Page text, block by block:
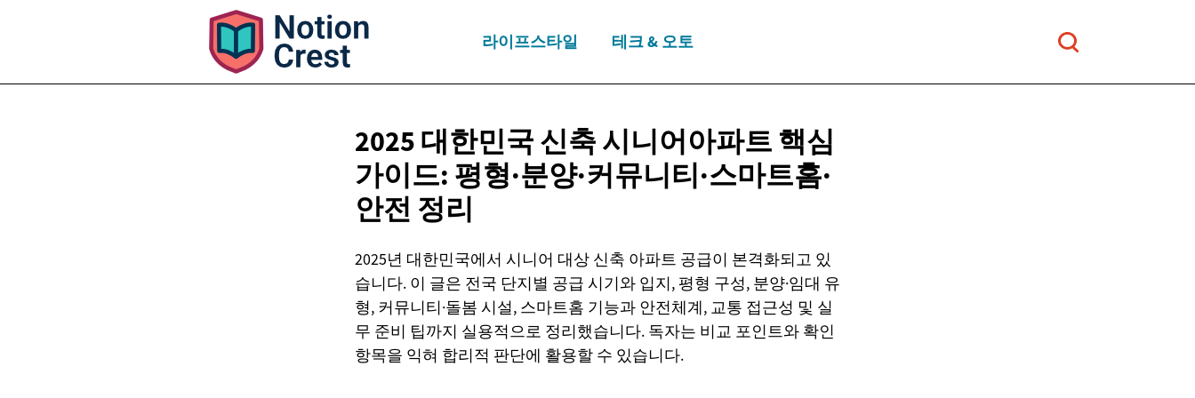
라이프스타일 테크 & 오토
2025 대한민국 신축 시니어아파트 핵심
가이드: 평형·분양·커뮤니티·스마트홈·
안전 정리
2025년 대한민국에서 시니어 대상 신축 아파트 공급이 본격화되고 있
습니다. 이 글은 전국 단지별 공급 시기와 입지, 평형 구성, 분양·임대 유
형, 커뮤니티·돌봄 시설, 스마트홈 기능과 안전체계, 교통 접근성 및 실
무 준비 팁까지 실용적으로 정리했습니다. 독자는 비교 포인트와 확인
항목을 익혀 합리적 판단에 활용할 수 있습니다.